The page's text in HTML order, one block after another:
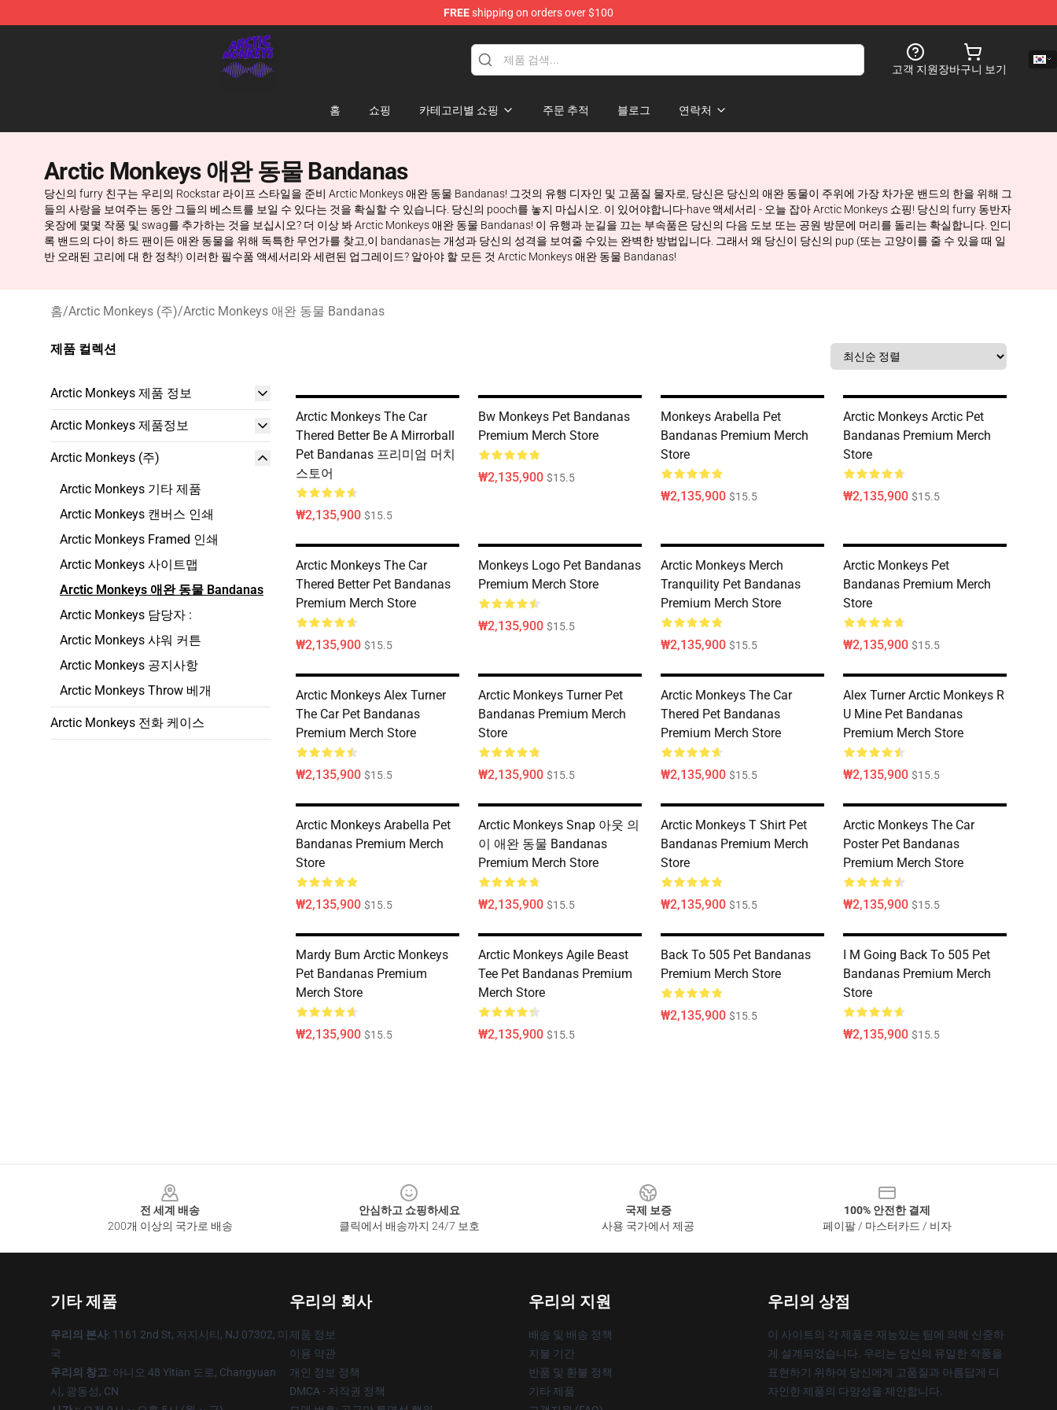
FREEshipping on orders over $100
Arctic Monkeys Shop - Official Arctic Monkeys Merchandise Store
고객 지원장바구니 보기
홈 쇼핑 카테고리별 쇼핑 주문 추적 블로그 연락처
Arctic Monkeys 애완 동물 Bandanas
당신의 furry 친구는 우리의 Rockstar 라이프 스타일을 준비 Arctic Monkeys 애완 동물 Bandanas! 그것의 유행 디자인 및 고품질 물자로, 당신은 당신의 애완 동물이 주위에 가장 차가운 밴드의 한을 위해 그
들의 사랑을 보여주는 동안 그들의 베스트를 보일 수 있다는 것을 확실할 수 있습니다. 당신의 pooch를 놓지 마십시오. 이 있어야합니다-have 액세서리 - 오늘 잡아 Arctic Monkeys 쇼핑! 당신의 furry 동반자
옷장에 몇몇 작풍 및 swag를 추가하는 것을 보십시오? 더 이상 봐 Arctic Monkeys 애완 동물 Bandanas! 이 유행과 눈길을 끄는 부속품은 당신의 다음 도보 또는 공원 방문에 머리를 돌리는 확실합니다. 인디
록 밴드의 다이 하드 팬이든 애완 동물을 위해 독특한 무언가를 찾고,이 bandanas는 개성과 당신의 성격을 보여줄 수있는 완벽한 방법입니다. 그래서 왜 당신이 당신의 pup (또는 고양이를 줄 수 있을 때 일
반 오래된 고리에 대 한 정착!) 이러한 필수품 액세서리와 세련된 업그레이드? 알아야 할 모든 것 Arctic Monkeys 애완 동물 Bandanas!
홈/Arctic Monkeys (주)/Arctic Monkeys 애완 동물 Bandanas
제품 컬렉션
Arctic Monkeys 제품 정보
Arctic Monkeys 제품정보
Arctic Monkeys (주)
Arctic Monkeys 기타 제품
Arctic Monkeys 캔버스 인쇄
Arctic Monkeys Framed 인쇄
Arctic Monkeys 사이트맵
Arctic Monkeys 애완 동물 Bandanas
Arctic Monkeys 담당자 :
Arctic Monkeys 샤워 커튼
Arctic Monkeys 공지사항
Arctic Monkeys Throw 베개
Arctic Monkeys 전화 케이스
Arctic Monkeys The Car
Thered Better Be A Mirrorball
Pet Bandanas 프리미엄 머치
스토어
₩2,135,900 $15.5
Bw Monkeys Pet Bandanas
Premium Merch Store
₩2,135,900 $15.5
Monkeys Arabella Pet
Bandanas Premium Merch
Store
₩2,135,900 $15.5
Arctic Monkeys Arctic Pet
Bandanas Premium Merch
Store
₩2,135,900 $15.5
Arctic Monkeys The Car
Thered Better Pet Bandanas
Premium Merch Store
₩2,135,900 $15.5
Monkeys Logo Pet Bandanas
Premium Merch Store
₩2,135,900 $15.5
Arctic Monkeys Merch
Tranquility Pet Bandanas
Premium Merch Store
₩2,135,900 $15.5
Arctic Monkeys Pet
Bandanas Premium Merch
Store
₩2,135,900 $15.5
Arctic Monkeys Alex Turner
The Car Pet Bandanas
Premium Merch Store
₩2,135,900 $15.5
Arctic Monkeys Turner Pet
Bandanas Premium Merch
Store
₩2,135,900 $15.5
Arctic Monkeys The Car
Thered Pet Bandanas
Premium Merch Store
₩2,135,900 $15.5
Alex Turner Arctic Monkeys R
U Mine Pet Bandanas
Premium Merch Store
₩2,135,900 $15.5
Arctic Monkeys Arabella Pet
Bandanas Premium Merch
Store
₩2,135,900 $15.5
Arctic Monkeys Snap 아웃 의
이 애완 동물 Bandanas
Premium Merch Store
₩2,135,900 $15.5
Arctic Monkeys T Shirt Pet
Bandanas Premium Merch
Store
₩2,135,900 $15.5
Arctic Monkeys The Car
Poster Pet Bandanas
Premium Merch Store
₩2,135,900 $15.5
Mardy Bum Arctic Monkeys
Pet Bandanas Premium
Merch Store
₩2,135,900 $15.5
Arctic Monkeys Agile Beast
Tee Pet Bandanas Premium
Merch Store
₩2,135,900 $15.5
Back To 505 Pet Bandanas
Premium Merch Store
₩2,135,900 $15.5
I M Going Back To 505 Pet
Bandanas Premium Merch
Store
₩2,135,900 $15.5
전 세계 배송
200개 이상의 국가로 배송
안심하고 쇼핑하세요
클릭에서 배송까지 24/7 보호
국제 보증
사용 국가에서 제공
100% 안전한 결제
페이팔 / 마스터카드 / 비자
기타 제품
우리의 본사: 1161 2nd St, 저지시티, NJ 07302, 미
국
우리의 창고: 아니오 48 Yitian 도로, Changyuan
시, 광동성, CN
우리의 회사
제품 정보
이용 약관
개인 정보 정책
DMCA - 저작권 정책
우리의 지원
배송 및 배송 정책
지불 기간
반품 및 환불 정책
기타 제품
우리의 상점
이 사이트의 각 제품은 재능있는 팀에 의해 신중하
게 설계되었습니다. 우리는 당신의 유일한 작풍을
표현하기 위하여 당신에게 고품질과 아름답게 디
자인한 제품의 다양성을 제안합니다.